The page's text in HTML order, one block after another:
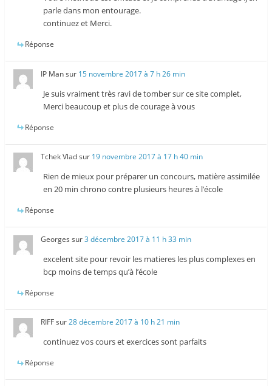
parle dans mon entourage.
continuez et Merci.
Réponse
IP Mansur 15 novembre 2017 à 7 h 26 min
Je suis vraiment très ravi de tomber sur ce site complet,
Merci beaucoup et plus de courage à vous
Réponse
Tchek Vladsur 19 novembre 2017 à 17 h 40 min
Rien de mieux pour préparer un concours, matière assimilée
en 20 min chrono contre plusieurs heures à l’école
Réponse
Georges sur3 décembre 2017 à 11 h 33 min
excelent site pour revoir les matieres les plus complexes en
bcp moins de temps qu’à l’école
Réponse
RIFFsur28 décembre 2017 à 10 h 21 min
continuez vos cours et exercices sont parfaits
Réponse